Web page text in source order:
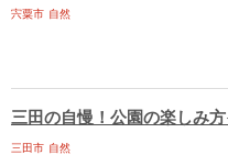
宍粟市 自然
三田の自慢！公園の楽しみ方
三田市 自然